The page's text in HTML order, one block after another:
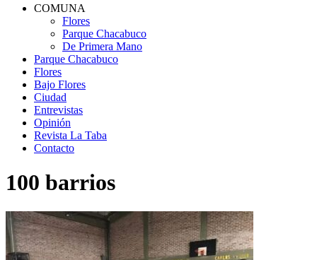
COMUNA
Flores
Parque Chacabuco
De Primera Mano
Parque Chacabuco
Flores
Bajo Flores
Ciudad
Entrevistas
Opinión
Revista La Taba
Contacto
100 barrios